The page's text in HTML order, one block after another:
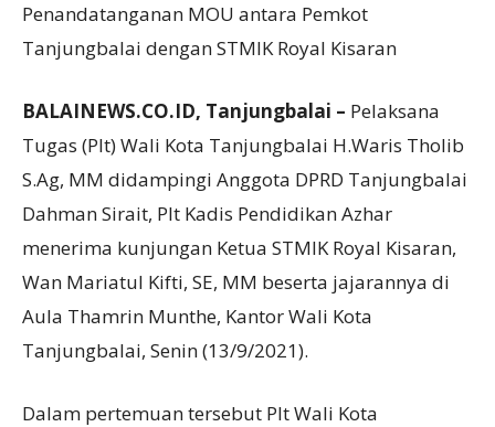
Penandatanganan MOU antara Pemkot
Tanjungbalai dengan STMIK Royal Kisaran
BALAINEWS.CO.ID, Tanjungbalai – Pelaksana
Tugas (Plt) Wali Kota Tanjungbalai H.Waris Tholib
S.Ag, MM didampingi Anggota DPRD Tanjungbalai
Dahman Sirait, Plt Kadis Pendidikan Azhar
menerima kunjungan Ketua STMIK Royal Kisaran,
Wan Mariatul Kifti, SE, MM beserta jajarannya di
Aula Thamrin Munthe, Kantor Wali Kota
Tanjungbalai, Senin (13/9/2021).
Dalam pertemuan tersebut Plt Wali Kota